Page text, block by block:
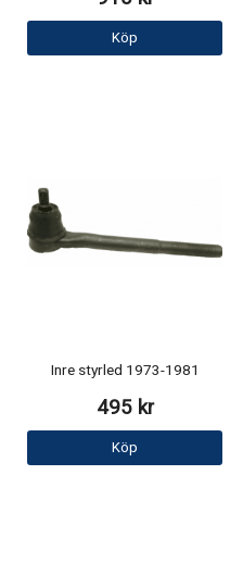
Köp
Inre styrled 1973-1981
495 kr
Köp